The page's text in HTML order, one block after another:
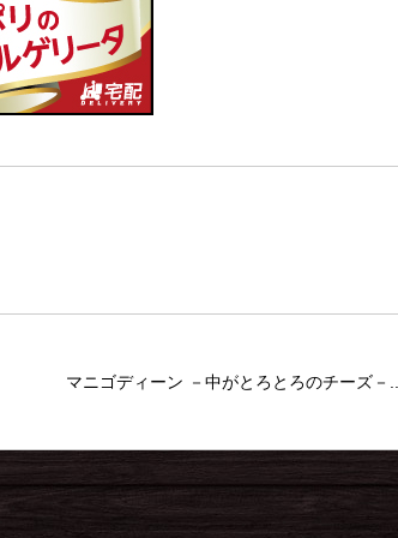
マニゴディーン －中がとろとろのチーズ－